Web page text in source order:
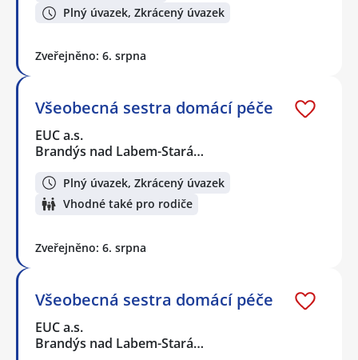
Plný úvazek, Zkrácený úvazek
Zveřejněno: 6. srpna
Všeobecná sestra domácí péče
EUC a.s.
Brandýs nad Labem-Stará…
Plný úvazek, Zkrácený úvazek
Vhodné také pro rodiče
Zveřejněno: 6. srpna
Všeobecná sestra domácí péče
EUC a.s.
Brandýs nad Labem-Stará…